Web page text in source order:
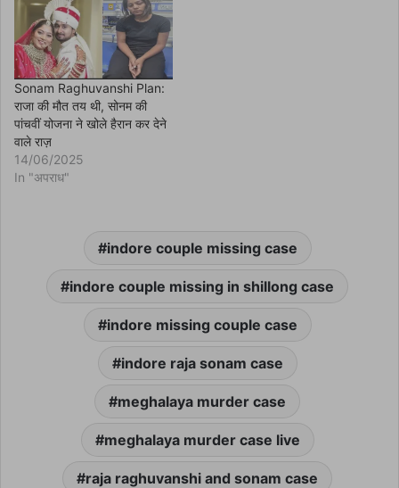
Sonam Raghuvanshi Plan:
राजा की मौत तय थी, सोनम की
पांचवीं योजना ने खोले हैरान कर देने
वाले राज़
14/06/2025
In "अपराध"
indore couple missing case
indore couple missing in shillong case
indore missing couple case
indore raja sonam case
meghalaya murder case
meghalaya murder case live
raja raghuvanshi and sonam case